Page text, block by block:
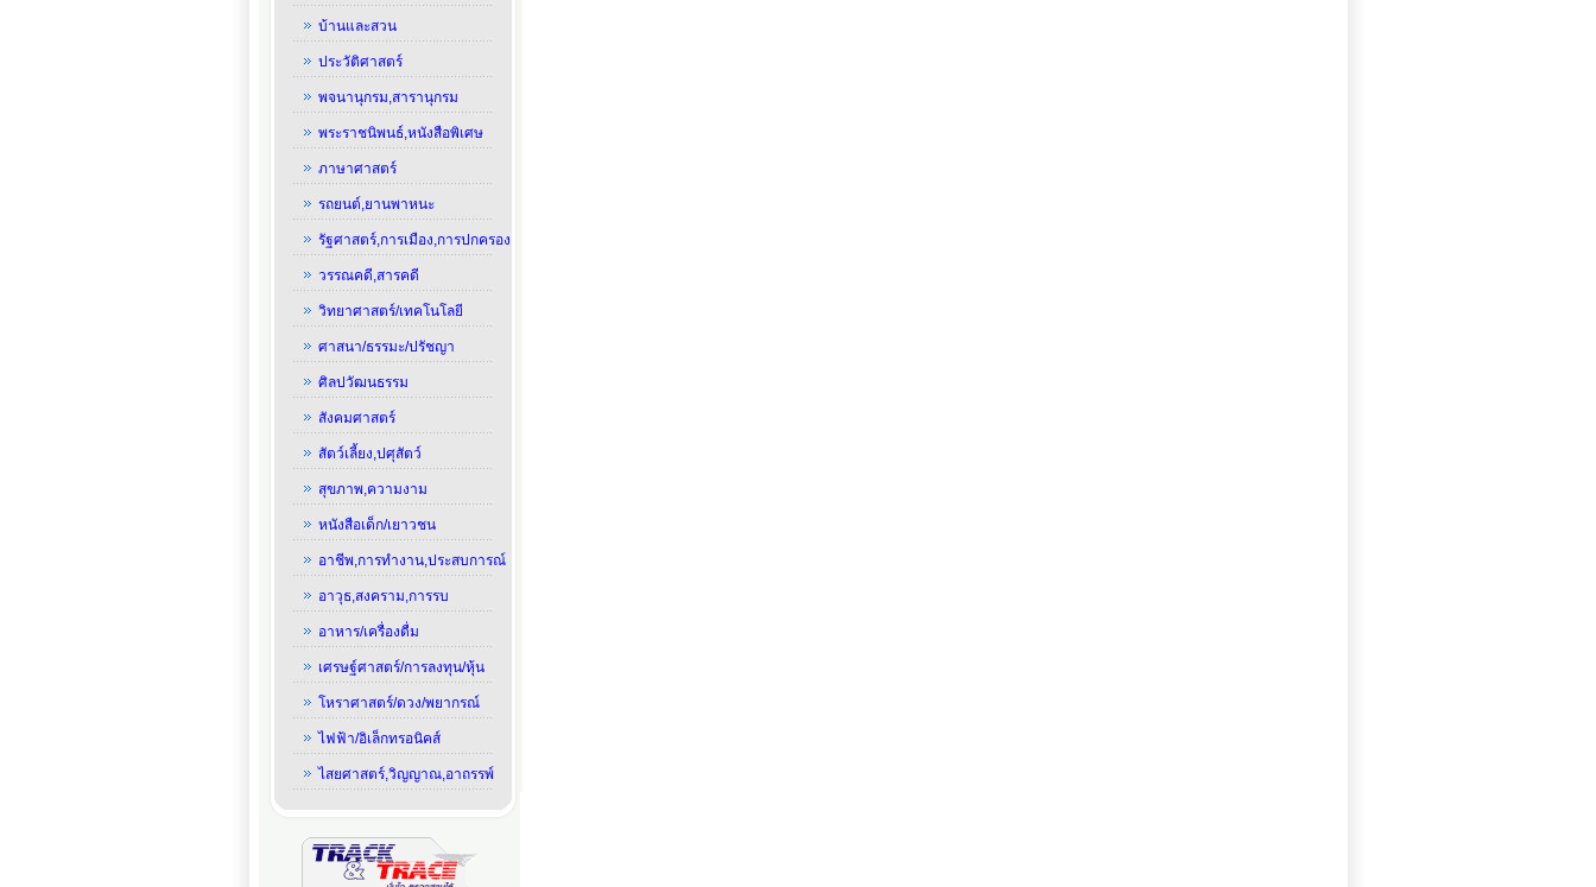
บ้านและสวน
ประวัติศาสตร์
พจนานุกรม,สารานุกรม
พระราชนิพนธ์,หนังสือพิเศษ
ภาษาศาสตร์
รถยนต์,ยานพาหนะ
รัฐศาสตร์,การเมือง,การปกครอง
วรรณคดี,สารคดี
วิทยาศาสตร์/เทคโนโลยี
ศาสนา/ธรรมะ/ปรัชญา
ศิลปวัฒนธรรม
สังคมศาสตร์
สัตว์เลี้ยง,ปศุสัตว์
สุขภาพ,ความงาม
หนังสือเด็ก/เยาวชน
อาชีพ,การทำงาน,ประสบการณ์
อาวุธ,สงคราม,การรบ
อาหาร/เครื่องดื่ม
เศรษฐ์ศาสตร์/การลงทุน/หุ้น
โหราศาสตร์/ดวง/พยากรณ์
ไฟฟ้า/อิเล็กทรอนิคส์
ไสยศาสตร์,วิญญาณ,อาถรรพ์